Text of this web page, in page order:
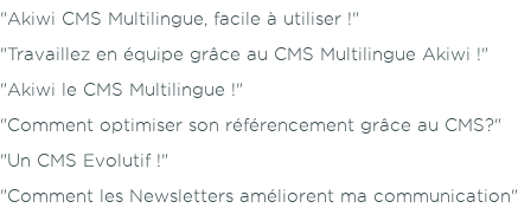
"Akiwi CMS Multilingue, facile à utiliser !"
"Travaillez en équipe grâce au CMS Multilingue Akiwi !"
"Akiwi le CMS Multilingue !"
"Comment optimiser son référencement grâce au CMS?"
"Un CMS Evolutif !"
"Comment les Newsletters améliorent ma communication"